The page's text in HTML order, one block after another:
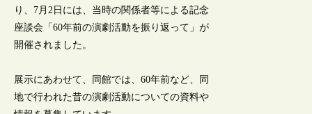
り、7月2日には、当時の関係者等による記念
座談会「60年前の演劇活動を振り返って」が
開催されました。
展示にあわせて、同館では、60年前など、同
地で行われた昔の演劇活動についての資料や